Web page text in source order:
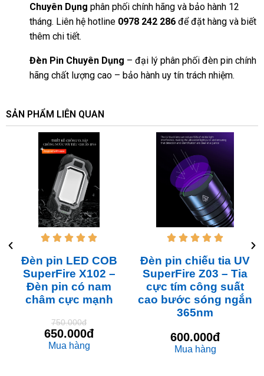
Chuyên Dụng phân phối chính hãng và bảo hành 12
tháng. Liên hệ hotline 0978 242 286 để đặt hàng và biết
thêm chi tiết.
Đèn Pin Chuyên Dụng – đại lý phân phối đèn pin chính
hãng chất lượng cao – bảo hành uy tín trách nhiệm.
SẢN PHẨM LIÊN QUAN
    
Đèn pin LED COB
SuperFire X102 –
Đèn pin có nam
châm cực mạnh
750.000đ
650.000đ
Mua hàng
    
Đèn pin chiếu tia UV
SuperFire Z03 – Tia
cực tím công suất
cao bước sóng ngắn
365nm
600.000đ
Mua hàng